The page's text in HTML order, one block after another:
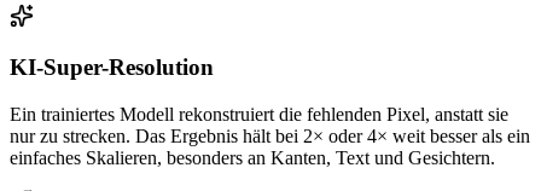
KI-Super-Resolution
Ein trainiertes Modell rekonstruiert die fehlenden Pixel, anstatt sie
nur zu strecken. Das Ergebnis hält bei 2× oder 4× weit besser als ein
einfaches Skalieren, besonders an Kanten, Text und Gesichtern.